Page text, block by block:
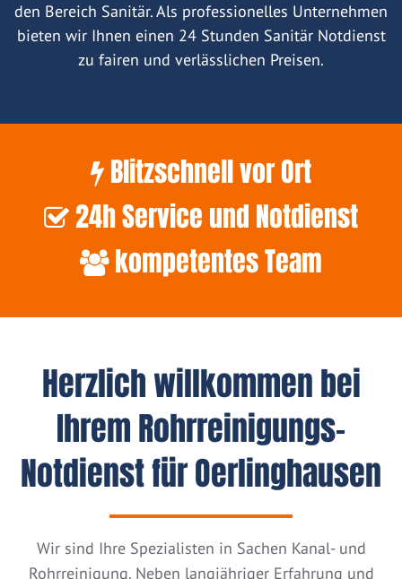
den Bereich Sanitär. Als professionelles Unternehmen
bieten wir Ihnen einen 24 Stunden Sanitär Notdienst
zu fairen und verlässlichen Preisen.
Blitzschnell vor Ort
24h Service und Notdienst
kompetentes Team
Herzlich willkommen bei
Ihrem Rohrreinigungs-
Notdienst für Oerlinghausen
Wir sind Ihre Spezialisten in Sachen Kanal- und
Rohrreinigung. Neben langjähriger Erfahrung und